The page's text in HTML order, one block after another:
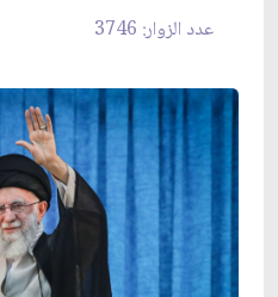
عدد الزوار: 3746